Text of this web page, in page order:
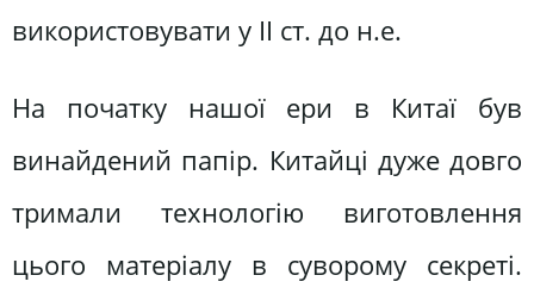
використовувати у ІІ ст. до н.е.
На початку нашої ери в Китаї був
винайдений папір. Китайці дуже довго
тримали технологію виготовлення
цього матеріалу в суворому секреті.